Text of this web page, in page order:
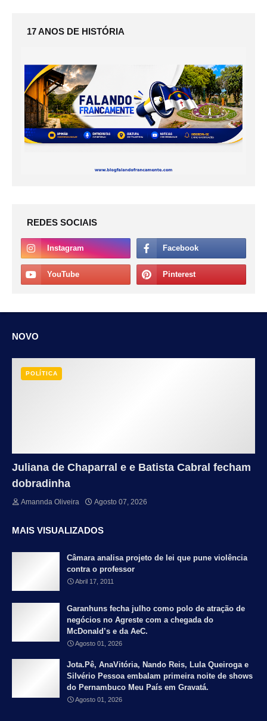
17 ANOS DE HISTÓRIA
REDES SOCIAIS
NOVO
POLÍTICA
Juliana de Chaparral e e Batista Cabral fecham
dobradinha
Amannda Oliveira Agosto 07, 2026
MAIS VISUALIZADOS
Câmara analisa projeto de lei que pune violência
contra o professor
Abril 17, 2011
Garanhuns fecha julho como polo de atração de
negócios no Agreste com a chegada do
McDonald’s e da AeC.
Agosto 01, 2026
Jota.Pê, AnaVitória, Nando Reis, Lula Queiroga e
Silvério Pessoa embalam primeira noite de shows
do Pernambuco Meu País em Gravatá.
Agosto 01, 2026